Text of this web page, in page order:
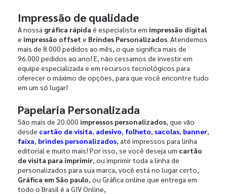
Impressão de qualidade
A nossa gráfica rápida é especialista em impressão digital
e impressão offset e Brindes Personalizados. Atendemos
mais de 8.000 pedidos ao mês, o que significa mais de
96.000 pedidos ao ano! E, não cessamos de investir em
equipe especializada e em recursos tecnológicos para
oferecer o máximo de opções, para que você encontre tudo
em um só lugar!
Papelaria Personalizada
São mais de 20.000 impressos personalizados, que vão
desde cartão de visita, adesivo, folheto, sacolas, banner,
faixa, brindes personalizados, até impressos para linha
editorial e muito mais! Por isso, se você deseja um cartão
de visita para imprimir, ou imprimir toda a linha de
personalizados para sua marca, você está no lugar certo,
Gráfica em São paulo, ou Gráfica online que entrega em
todo o Brasil é a GIV Online,